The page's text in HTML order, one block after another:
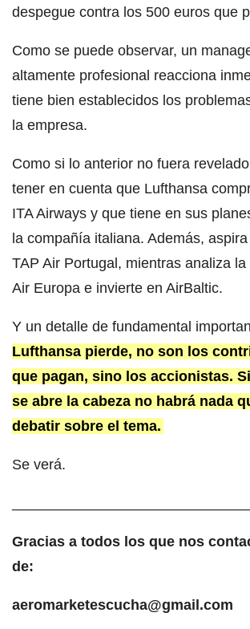
despegue contra los 500 euros que
Como se puede observar, un
altamente profesional reacciona
tiene bien establecidos los
la empresa.
Como si lo anterior no fuera
tener en cuenta que Lufthansa
ITA Airways y que tiene en sus
la compañía italiana. Además,
TAP Air Portugal, mientras analiza
Air Europa e invierte en AirBaltic.
Y un detalle de fundamental
Lufthansa pierde, no son los
que pagan, sino los accionistas.
se abre la cabeza no habrá nada
debatir sobre el tema.
Se verá.
Gracias a todos los que nos
de:
aeromarketescucha@gmail.com